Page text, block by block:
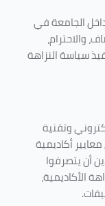
الجامعة في
والاحترام،
سياسة النزاهة
وتقنية
أكاديمية
أن يتصرفوا
الأكاديمية،